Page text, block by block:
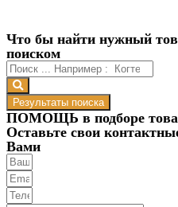
Что бы найти нужный
поиском
Результаты поиска
ПОМОЩЬ в подборе
Оставьте свои
Вами